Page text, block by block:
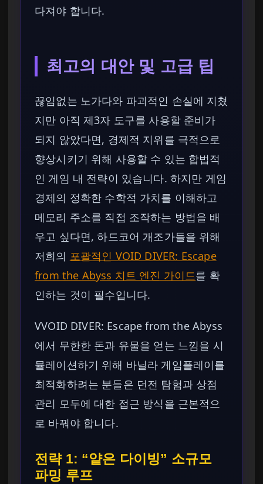
다져야 합니다.
최고의 대안 및 고급 팁
끊임없는 노가다와 파괴적인 손실에 지쳤
지만 아직 제3자 도구를 사용할 준비가
되지 않았다면, 경제적 지위를 극적으로
향상시키기 위해 사용할 수 있는 합법적
인 게임 내 전략이 있습니다. 하지만 게임
경제의 정확한 수학적 가치를 이해하고
메모리 주소를 직접 조작하는 방법을 배
우고 싶다면, 하드코어 개조가들을 위해
저희의 포괄적인 VOID DIVER: Escape
from the Abyss 치트 엔진 가이드를 확
인하는 것이 필수입니다.
VVOID DIVER: Escape from the Abyss
에서 무한한 돈과 유물을 얻는 느낌을 시
뮬레이션하기 위해 바닐라 게임플레이를
최적화하려는 분들은 던전 탐험과 상점
관리 모두에 대한 접근 방식을 근본적으
로 바꿔야 합니다.
전략 1: “얕은 다이빙” 소규모
파밍 루프